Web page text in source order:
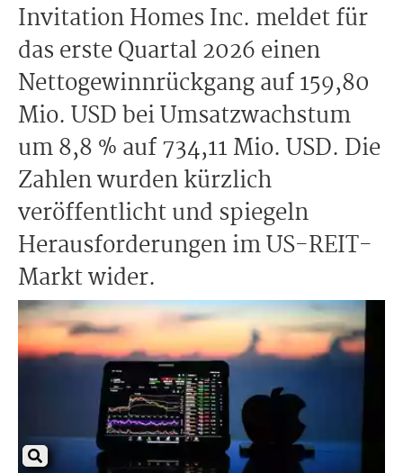
Invitation Homes Inc. meldet für
das erste Quartal 2026 einen
Nettogewinnrückgang auf 159,80
Mio. USD bei Umsatzwachstum
um 8,8 % auf 734,11 Mio. USD. Die
Zahlen wurden kürzlich
veröffentlicht und spiegeln
Herausforderungen im US-REIT-
Markt wider.